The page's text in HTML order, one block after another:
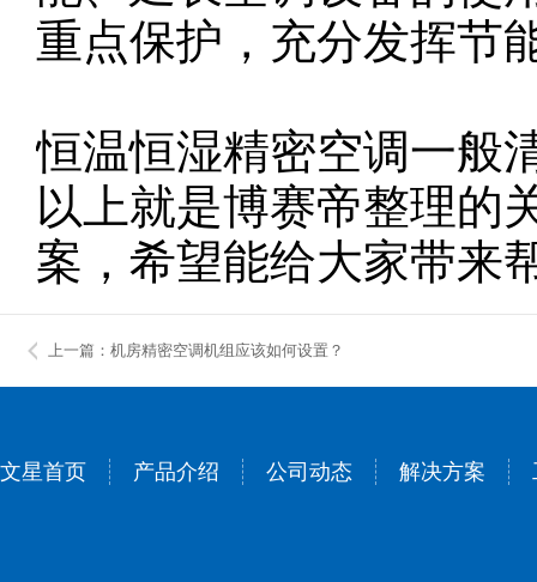
重点保护，充分发
恒温恒湿精密空调一般
以上就是博赛帝整理的
案，希望能给大家带来
上一篇：机房精密空调机组应该如何设置？
文星首页 产品介绍 公司动态 解决方案